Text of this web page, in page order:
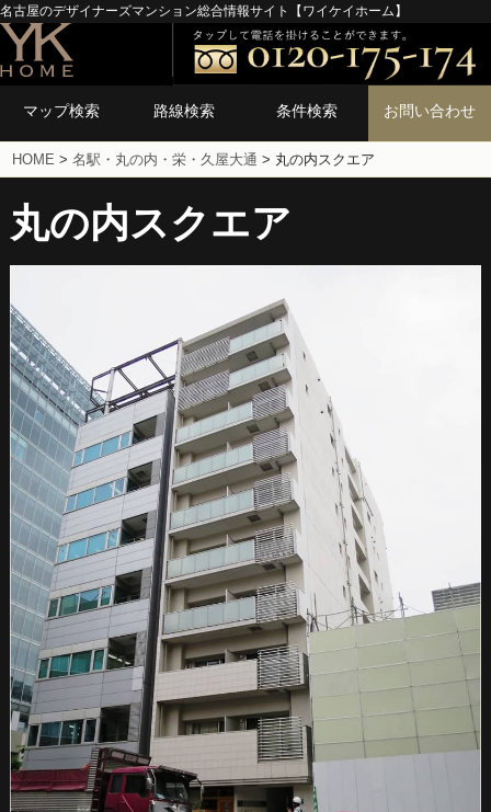
名古屋のデザイナーズマンション総合情報サイト【ワイケイホーム】
マップ検索 路線検索 条件検索 お問い合わせ
HOME >名駅・丸の内・栄・久屋大通 > 丸の内スクエア
丸の内スクエア